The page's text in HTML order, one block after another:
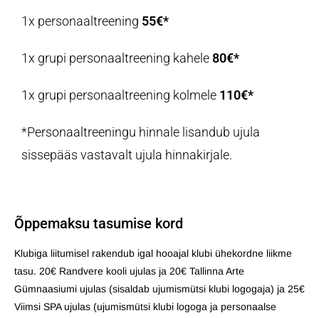
1x personaaltreening 55€*
1x grupi personaaltreening kahele80€*
1x grupi personaaltreening kolmele 110€*
*Personaaltreeningu hinnale lisandub ujula
sissepääs vastavalt ujula hinnakirjale.
Õppemaksu tasumise kord
Klubiga liitumisel rakendub igal hooajal klubi ühekordne liikme
tasu. 20€ Randvere kooli ujulas ja 20€ Tallinna Arte
Gümnaasiumi ujulas (sisaldab ujumismütsi klubi logogaja) ja 25€
Viimsi SPA ujulas (ujumismütsi klubi logoga ja personaalse